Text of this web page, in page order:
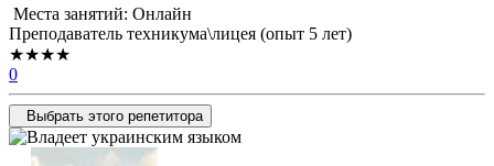
Места занятий: Онлайн
Преподаватель техникума\лицея (опыт 5 лет)
★★★★
0
Выбрать этого репетитора